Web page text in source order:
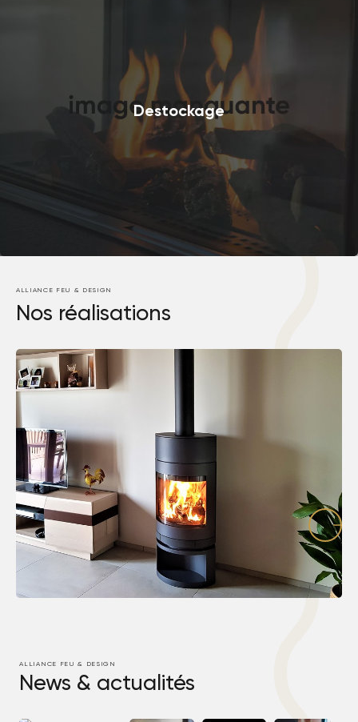
Destockage
ALLIANCE FEU & DESIGN
Nos réalisations
ALLIANCE FEU & DESIGN
News & actualités